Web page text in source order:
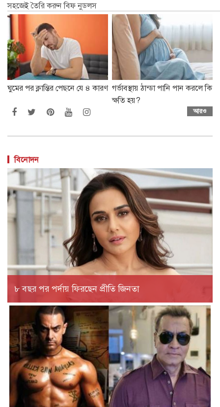
সহজেই তৈরি করুন বিফ নুডলস
ঘুমের পর ক্লান্তির পেছনে যে ৪ কারণ গর্ভাবস্থায় ঠান্ডা পানি পান করলে কি
ক্ষতি হয়?
আরও
বিনোদন
৮ বছর পর পর্দায় ফিরছেন প্রীতি জিনতা